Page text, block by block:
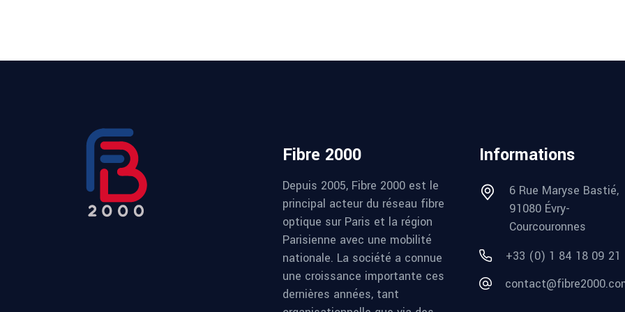
Fibre 2000
Depuis 2005, Fibre 2000 est le
principal acteur du réseau fibre
optique sur Paris et la région
Parisienne avec une mobilité
nationale. La société a connue
une croissance importante ces
dernières années, tant
Informations
6 Rue Maryse Bastié,
91080 Évry-
Courcouronnes
+33 (0) 1 84 18 09 21